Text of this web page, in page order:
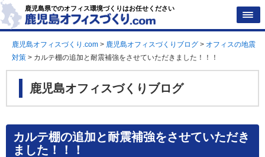
鹿児島県でのオフィス環境づくりはお任せください
鹿児島オフィスづくり.com > 鹿児島オフィスづくりブログ > オフィスの地震
対策 > カルテ棚の追加と耐震補強をさせていただきました！！！
鹿児島オフィスづくりブログ
カルテ棚の追加と耐震補強をさせていただき
ました！！！